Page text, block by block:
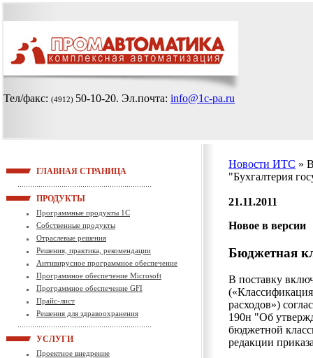
Тел/факс: (4912) 50-10-20. Эл.почта: info@1c-pa.ru
ГЛАВНАЯ СТРАНИЦА
ПРОДУКТЫ
Программные продукты 1С
Собственные продукты
Отраслевые решения
Решения, практика, рекомендации
Антивирусное программное обеспечение
Программное обеспечение Microsoft
Программное обеспечение GFI
Прайс-лист
Решения для здравоохранения
УСЛУГИ
Проектное внедрение
Новости ИТС »
"Бухгалтерия
21.11.2011
Новое в версии
Бюджетная
В поставку
расходов»)
190н "Об
бюджетной
редакции